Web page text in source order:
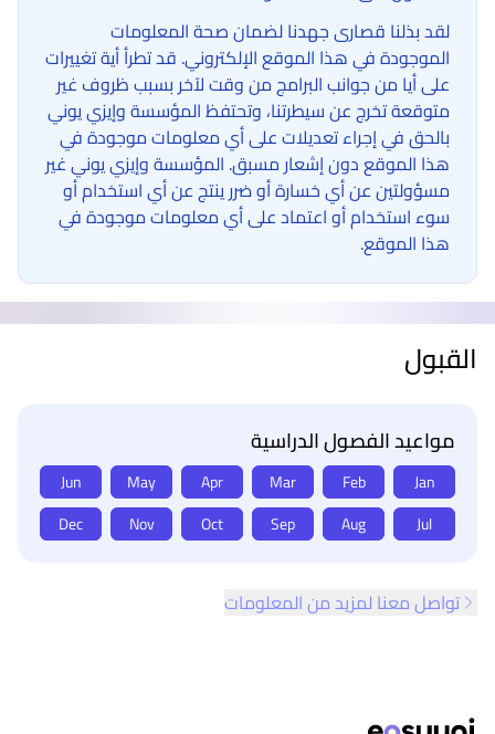
لقد بذلنا قصارى جهدنا لضمان صحة المعلومات
الموجودة في هذا الموقع الإلكتروني. قد تطرأ أية تغييرات
على أيا من جوانب البرامج من وقت لآخر بسبب ظروف غير
متوقعة تخرج عن سيطرتنا، وتحتفظ المؤسسة وإيزي يوني
بالحق في إجراء تعديلات على أي معلومات موجودة في
هذا الموقع دون إشعار مسبق. المؤسسة وإيزي يوني غير
مسؤولتين عن أي خسارة أو ضرر ينتج عن أي استخدام أو
سوء استخدام أو اعتماد على أي معلومات موجودة في
هذا الموقع.
القبول
مواعيد الفصول الدراسية
Jan
Feb
Mar
Apr
May
Jun
Jul
Aug
Sep
Oct
Nov
Dec
تواصل معنا لمزيد من المعلومات